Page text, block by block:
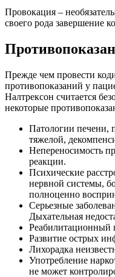
Провокация –
своего рода завершение
Прежде чем провести
противопоказаний у
Налтрексон считается
некоторые
Патологии печени,
тяжелой,
Непереносимость
реакции.
Психические
нервной системы,
полноценно
Серьезные
Дыхательная
Реабилитационный
Развитие острых
Лихорадка
Употребление
не может